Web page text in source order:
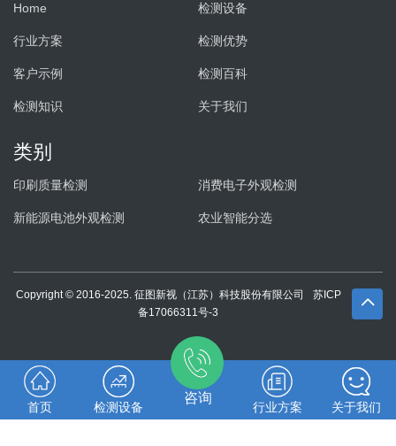
Home 检测设备
行业方案 检测优势
客户示例 检测百科
检测知识 关于我们
类别
印刷质量检测 消费电子外观检测
新能源电池外观检测 农业智能分选
Copyright © 2016-2025. 征图新视（江苏）科技股份有限公司
苏ICP
备17066311号-3
咨询
首页 检测设备 行业方案 关于我们